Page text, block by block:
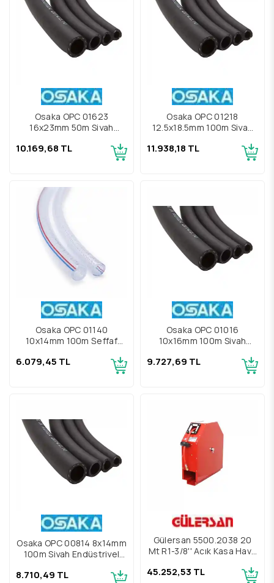
Osaka OPC 01623
16x23mm 50m Siyah
Hortumu
10.169,68 TL
Osaka OPC 01218
12.5x18.5mm 100m Siyah
Hortumu
11.938,18 TL
Osaka OPC 01140
10x14mm 100m Şeffaf
Hortumu
6.079,45 TL
Osaka OPC 01016
10x16mm 100m Siyah
Hortumu
9.727,69 TL
Osaka OPC 00814 8x14mm
100m Siyah Endüstriyel
8.710,49 TL
Gülersan 5500.2038 20
Mt R1-3/8'' Açık Kasa Hava
45.252,53 TL